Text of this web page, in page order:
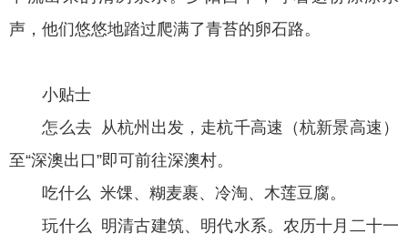
声，他们悠悠地踏过爬满了青苔的卵石路。
小贴士
怎么去 从杭州出发，走杭千高速（杭新景高速）
至“深澳出口”即可前往深澳村。
吃什么 米馃、糊麦裹、冷淘、木莲豆腐。
玩什么 明清古建筑、明代水系。农历十月二十一